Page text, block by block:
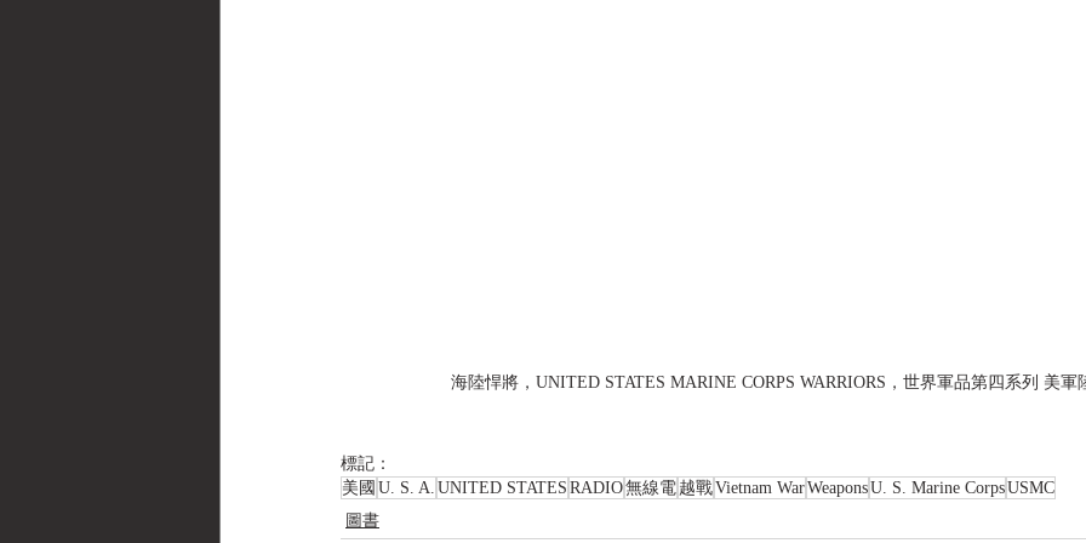
海陸悍將，UNITED STATES MARINE CORPS WARRIORS，世界軍品第四系列 美軍
標記：
美國 U. S. A. UNITED STATES RADIO無線電 越戰Vietnam WarWeaponsU. S. Marine CorpsUSMC
圖書